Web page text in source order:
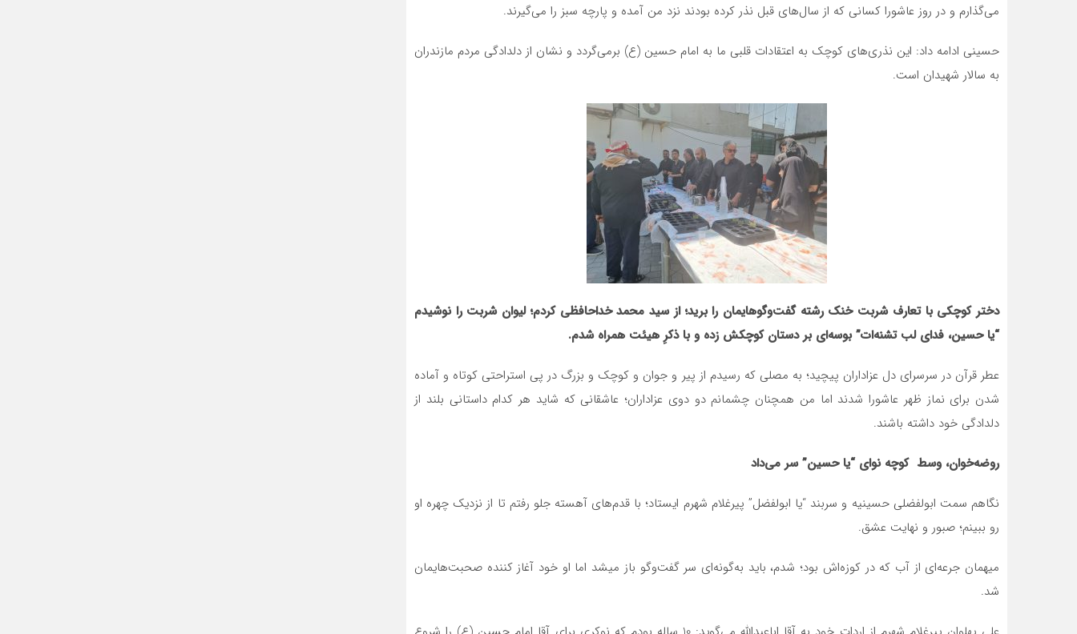
می‌گذارم و در روز عاشورا کسانی که از سال‌های قبل نذر کرده بودند نزد من آمده و پارچه سبز را می‌گیرند.
حسینی ادامه داد: این نذری‌های کوچک به اعتقادات قلبی ما به امام حسین (ع) برمی‌گردد و نشان از دلدادگی مردم مازندران
به سالار شهیدان است.
دختر کوچکی با تعارف شربت خنک رشته گفت‌وگوهایمان را برید؛ از سید محمد خداحافظی کردم؛ لیوان شربت را نوشیدم
“یا حسین، فدای لب تشنه‌ات” بوسه‌ای بر دستان کوچکش زده و با ذکرِ هیئت همراه شدم.
عطر قرآن در سرسرای دل عزاداران پیچید؛ به مصلی که رسیدم از پیر و جوان و کوچک و بزرگ در پی استراحتی کوتاه و آماده
شدن برای نماز ظهر عاشورا شدند اما من همچنان چشمانم دو دوی عزاداران؛ عاشقانی که شاید هر کدام داستانی بلند از
دلدادگی خود داشته باشند.
روضه‌خوان، وسط کوچه نوای “یا حسین” سر می‌داد
نگاهم سمت ابولفضلی حسینیه و سربند “یا ابولفضل” پیرغلام شهرم ایستاد؛ با قدم‌های آهسته جلو رفتم تا از نزدیک چهره او
رو ببینم؛ صبور و نهایت عشق.
میهمان جرعه‌ای از آب که در کوزه‌اش بود؛ شدم، باید به‌گونه‌ای سر گفت‌وگو باز میشد اما او خود آغاز کننده صحبت‌هایمان
شد.